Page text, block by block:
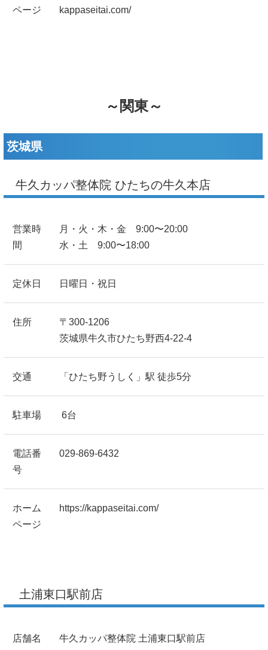
ページ
kappaseitai.com/
～関東～
茨城県
牛久カッパ整体院 ひたちの牛久本店
営業時
間
月・火・木・金 9:00〜20:00
水・土 9:00〜18:00
定休日 日曜日・祝日
住所
〒300-1206
茨城県牛久市ひたち野西4-22-4
交通 「ひたち野うしく」駅 徒歩5分
駐車場 6台
電話番
号
029-869-6432
ホーム
ページ
https://kappaseitai.com/
土浦東口駅前店
店舗名 牛久カッパ整体院 土浦東口駅前店